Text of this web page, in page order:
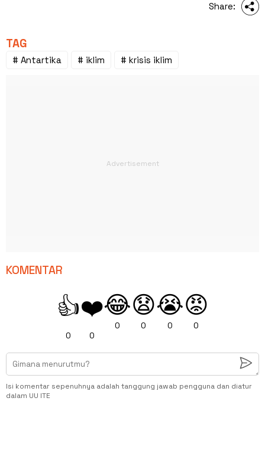
Share:
TAG
# Antartika # iklim # krisis iklim
KOMENTAR
👍
0
❤️
0
😂
0
😧
0
😭
0
😡
0
Isi komentar sepenuhnya adalah tanggung jawab pengguna dan diatur
dalam UU ITE